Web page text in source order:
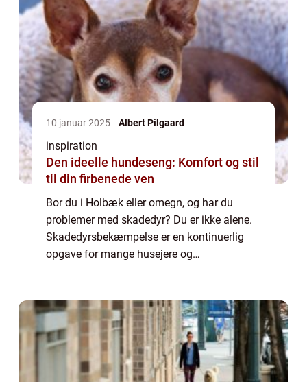
10 januar 2025 Albert Pilgaard
inspiration
Den ideelle hundeseng: Komfort og stil
til din firbenede ven
Bor du i Holbæk eller omegn, og har du
problemer med skadedyr? Du er ikke alene.
Skadedyrsbekæmpelse er en kontinuerlig
opgave for mange husejere og
uønskede gæster ...